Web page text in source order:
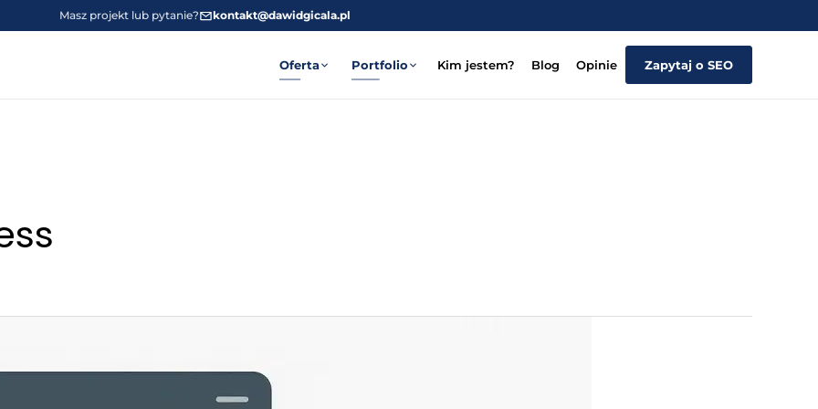
Masz projekt lub pytanie? kontakt@dawidgicala.pl
Oferta Portfolio Kim jestem? Blog Opinie Zapytaj o SEO